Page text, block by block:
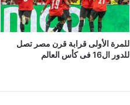
للمرة الأولى قرابة قرن مصر تصل
للدور ال16 فى كأس العالم